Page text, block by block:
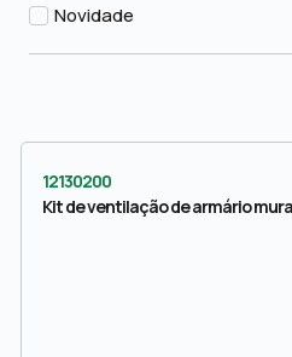
Novidade
12130200
Kit de ventilação de armário